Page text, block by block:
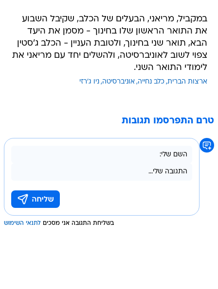
במקביל, מריאני, הבעלים של הכלב, שקיבל השבוע
את התואר הראשון שלו בחינוך - מסמן את היעד
הבא, תואר שני בחינוך, ולטובת העניין - הכלב ג'סטין
צפוי לשוב לאוניברסיטה, ולהשלים יחד עם מריאני את
לימודי התואר השני.
ארצות הברית כלב נחייה אוניברסיטה ניו ג'רזי
טרם התפרסמו תגובות
בשליחת התגובה אני מסכים לתנאי השימוש